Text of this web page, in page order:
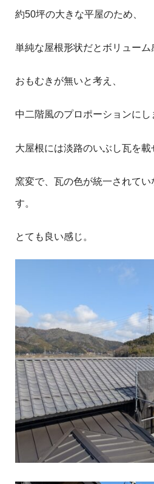
約50坪の大きな平屋のため、
単純な屋根形状だとボリューム
おもむきが無いと考え、
中二階風のプロポーションにし
大屋根には淡路のいぶし瓦を載
窯変で、瓦の色が統一されてい
す。
とても良い感じ。